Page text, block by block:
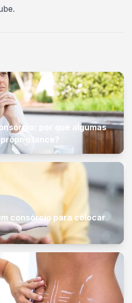
.
por que algumas
lance?
consórcio para colocar